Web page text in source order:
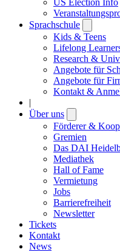
Sprachschule
submenu
Kids & Teens
Lifelong
Research &
Angebote für
Angebote für
Kontakt &
|
Über uns
submenu
Förderer &
Gremien
Das DAI
Mediathek
Hall of Fame
Vermietung
Jobs
Barrierefreiheit
Newsletter
Tickets
Kontakt
News